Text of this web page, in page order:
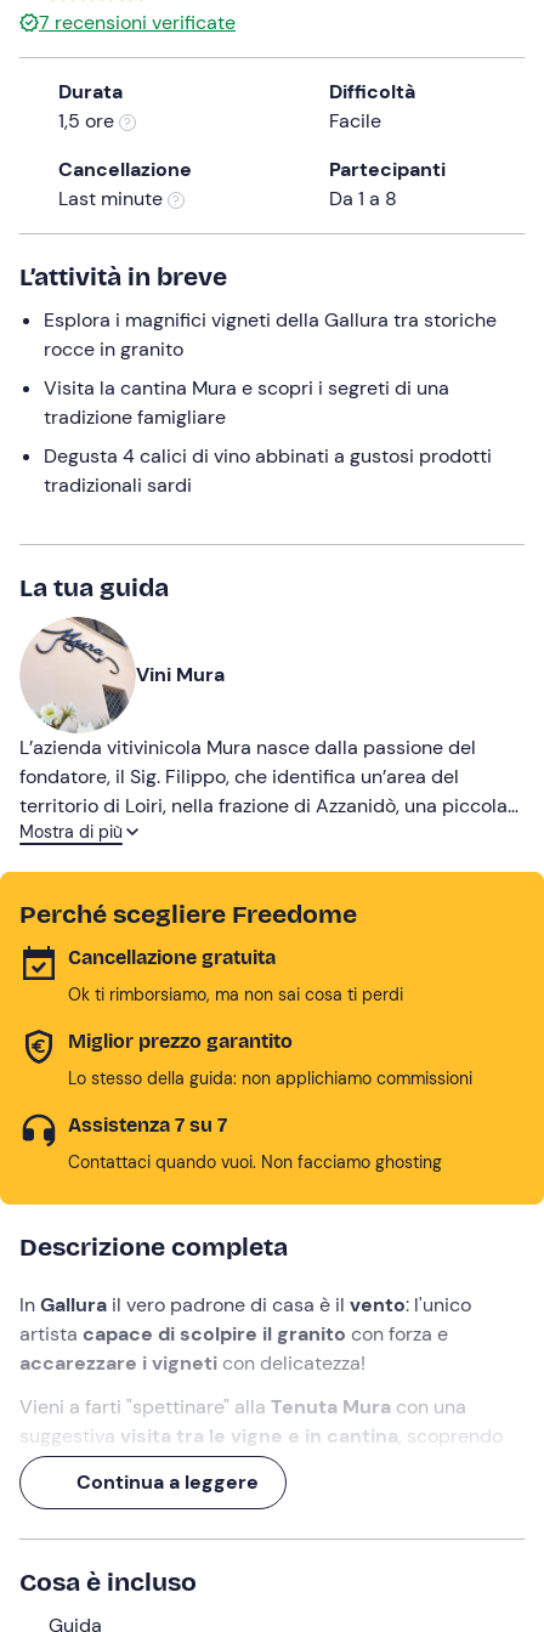
the
question
mark
keyboard
shortcuts
for
changing
dates.
20 €
7 recensioni verificate
Durata
1,5 ore
Difficoltà
Facile
Cancellazione
Last minute
Partecipanti
Da 1 a 8
L’attività in breve
Esplora i magnifici vigneti della Gallura tra storiche
rocce in granito
Visita la cantina Mura e scopri i segreti di una
tradizione famigliare
Degusta 4 calici di vino abbinati a gustosi prodotti
tradizionali sardi
La tua guida
Vini Mura
L’azienda vitivinicola Mura nasce dalla passione del
fondatore, il Sig. Filippo, che identifica un’area del
territorio di Loiri, nella frazione di Azzanidò, una piccola
vallata racchiusa da dolci colline, con un terreno ed un
per aromi e note che li differenziano, senza snaturarli,
dagli altri del territorio gallurese.
Mostra di più
Perché scegliere Freedome
Cancellazione gratuita
Ok ti rimborsiamo, ma non sai cosa ti perdi
Miglior prezzo garantito
Lo stesso della guida: non applichiamo commissioni
Assistenza 7 su 7
Contattaci quando vuoi. Non facciamo ghosting
Descrizione completa
InGallura il vero padrone di casa è il vento: l'unico
artista capace di scolpire il granito con forza e
accarezzare i vigneti con delicatezza!
Vieni a farti "spettinare" alla Tenuta Mura con una
suggestiva visita tra le vigne e in cantina, scoprendo
una tradizione famigliare indissolubilmente legata a
questa terra.
Ti aspetta una degustazione di ben4 calici di vino
d'eccellenza, perfettamente abbinati a un
prodotti tipici sardi
Continua a leggere
Cosa è incluso
Guida